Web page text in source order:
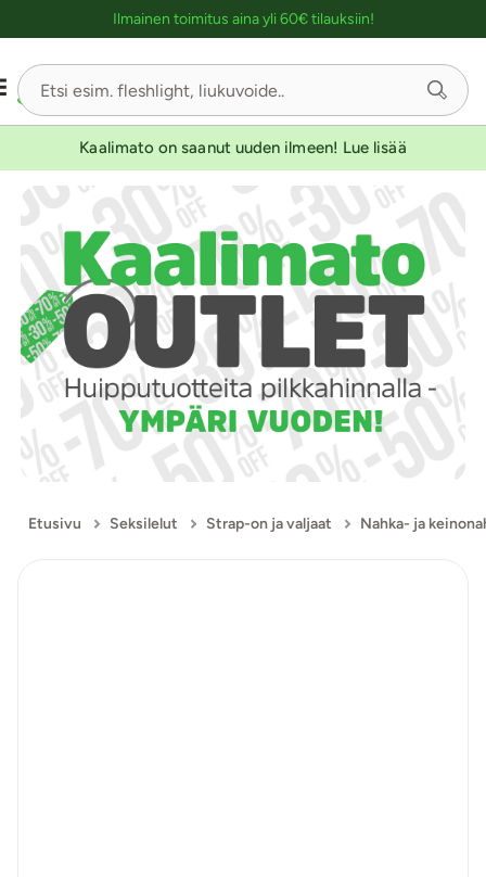
Ilmainen toimitus aina yli 60€ tilauksiin!
Kaalimato on saanut uuden ilmeen! Lue lisää
Etusivu Seksilelut Strap-on ja valjaat Nahka- ja